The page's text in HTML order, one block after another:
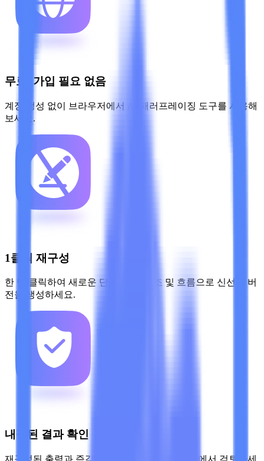
무료, 가입 필요 없음
계정 생성 없이 브라우저에서 AI 패러프레이징 도구를 사용해
보세요.
1클릭 재구성
한 번 클릭하여 새로운 단어, 문장 구조 및 흐름으로 신선한 버
전을 생성하세요.
내장된 결과 확인
재구성된 출력과 즉각적인 진위 보고서를 한 곳에서 검토하세